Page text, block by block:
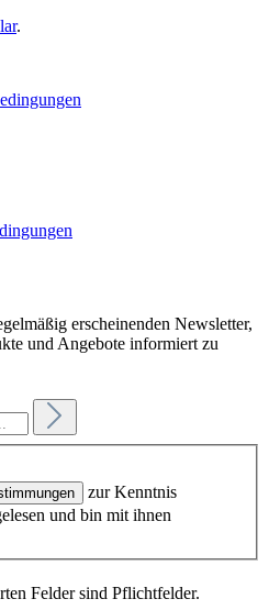
.
erscheinenden Newsletter,
und Angebote informiert zu
zur Kenntnis
und bin mit ihnen
Felder sind Pflichtfelder.